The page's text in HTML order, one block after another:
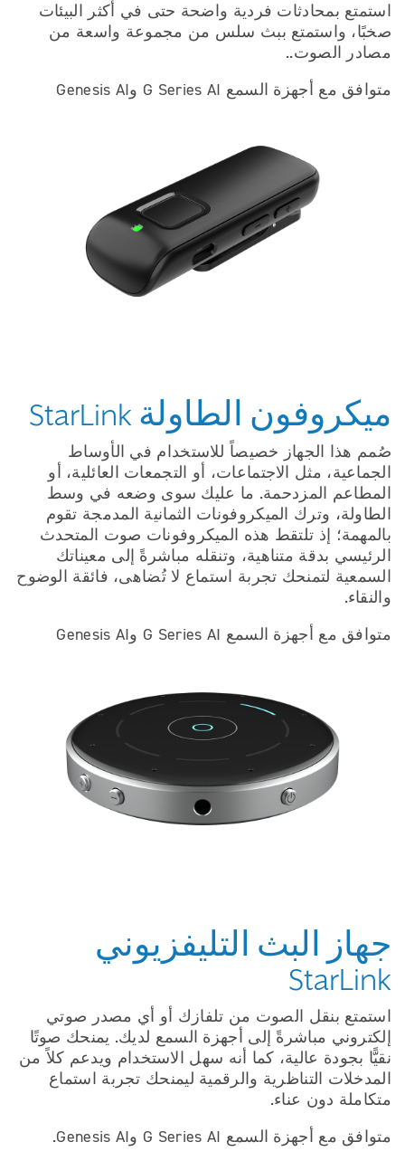
استمتع بمحادثات فردية واضحة حتى في أكثر البيئات
صخبًا، واستمتع ببث سلس من مجموعة واسعة من
مصادر الصوت..
متوافق مع أجهزة السمع G Series AI وGenesis AI
ميكروفون الطاولة StarLink
صُمم هذا الجهاز خصيصاً للاستخدام في الأوساط
الجماعية، مثل الاجتماعات، أو التجمعات العائلية، أو
المطاعم المزدحمة. ما عليك سوى وضعه في وسط
الطاولة، وترك الميكروفونات الثمانية المدمجة تقوم
بالمهمة؛ إذ تلتقط هذه الميكروفونات صوت المتحدث
الرئيسي بدقة متناهية، وتنقله مباشرةً إلى معيناتك
السمعية لتمنحك تجربة استماع لا تُضاهى، فائقة الوضوح
والنقاء.
متوافق مع أجهزة السمع G Series AI وGenesis AI
جهاز البث التليفزيوني
StarLink
استمتع بنقل الصوت من تلفازك أو أي مصدر صوتي
إلكتروني مباشرةً إلى أجهزة السمع لديك. يمنحك صوتًا
نقيًّا بجودة عالية، كما أنه سهل الاستخدام ويدعم كلاً من
المدخلات التناظرية والرقمية ليمنحك تجربة استماع
متكاملة دون عناء.
متوافق مع أجهزة السمع G Series AI وGenesis AI.